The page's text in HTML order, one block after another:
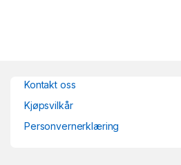
Kontakt oss
Kjøpsvilkår
Personvernerklæring